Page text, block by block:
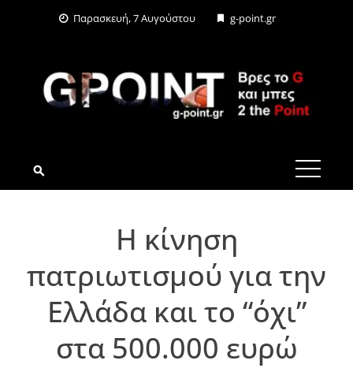
Παρασκευή, 7 Αυγούστου g-point.gr
G-POINT.GR
H κίνηση
πατριωτισμού για την
Ελλάδα και το “όχι”
στα 500.000 ευρώ